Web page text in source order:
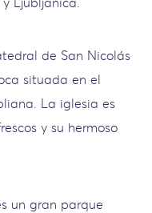
de San Nicolás
situada en el
La iglesia es
y su hermoso
un gran parque